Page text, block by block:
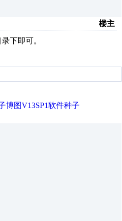
楼主
下即可。
博图V13SP1软件种子